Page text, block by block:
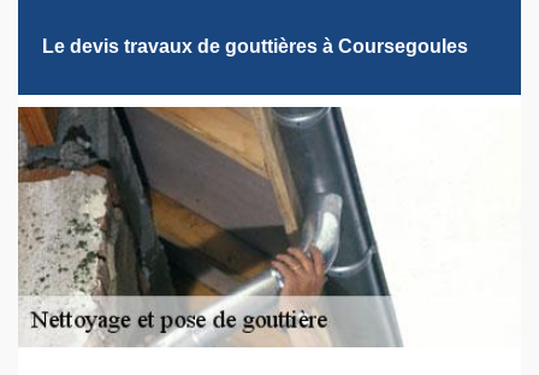
Le devis travaux de gouttières à Coursegoules